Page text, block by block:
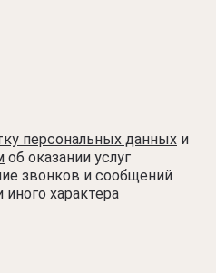
персональных данных и
об оказании услуг
звонков и сообщений
характера